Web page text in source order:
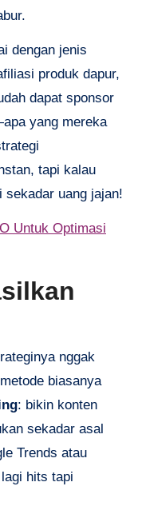
dengan jenis
produk dapur,
dapat sponsor
yang mereka
tapi kalau
uang jajan!
Untuk Optimasi
nggak
biasanya
: bikin konten
sekadar asal
Trends atau
hits tapi